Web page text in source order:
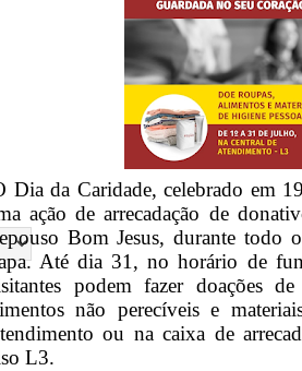
Dia da Caridade, celebrado em
ação de arrecadação de
Bom Jesus, durante todo
Até dia 31, no horário de
podem fazer doações
não perecíveis e
ou na caixa de
L3.